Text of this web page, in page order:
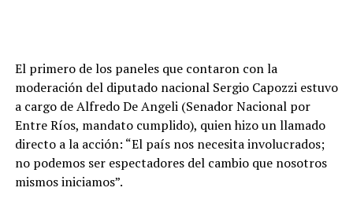
El primero de los paneles que contaron con la
moderación del diputado nacional Sergio Capozzi estuvo
a cargo de Alfredo De Angeli (Senador Nacional por
Entre Ríos, mandato cumplido), quien hizo un llamado
directo a la acción: “El país nos necesita involucrados;
no podemos ser espectadores del cambio que nosotros
mismos iniciamos”.